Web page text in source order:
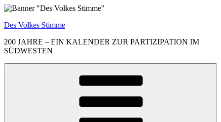
Zum
springen
Des Volkes Stimme
200 JAHRE – EIN KALENDER ZUR PARTIZIPATION IM
SÜDWESTEN